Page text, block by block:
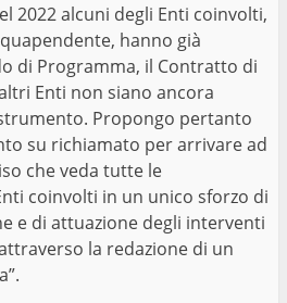
2022 alcuni degli Enti coinvolti,
hanno già
di Programma, il Contratto di
Enti non siano ancora
Propongo pertanto
su richiamato per arrivare ad
che veda tutte le
coinvolti in un unico sforzo di
e di attuazione degli interventi
la redazione di un